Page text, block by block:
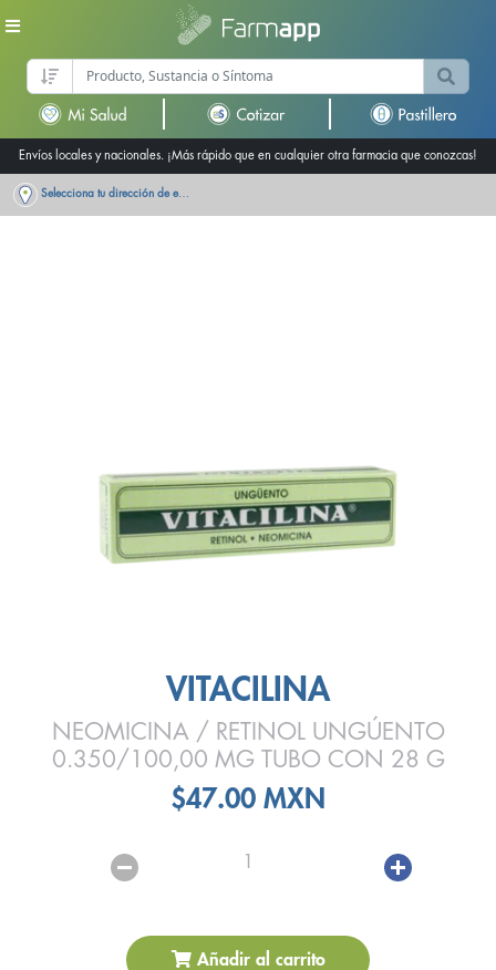
Envíos locales y nacionales. ¡Más rápido que en cualquier otra farmacia que conozcas!
Selecciona tu dirección de entrega
VITACILINA
NEOMICINA / RETINOL UNGÚENTO
0.350/100,00 MG TUBO CON 28 G
$47.00 MXN
1
Añadir al carrito